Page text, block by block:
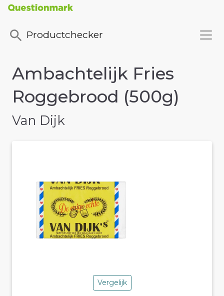
Productchecker
Ambachtelijk Fries
Roggebrood (500g)
Van Dijk
Vergelijk